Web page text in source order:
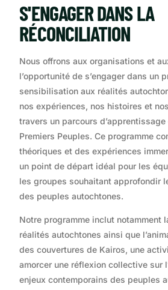
S'ENGAGER DANS LA
RÉCONCILIATION
Nous offrons aux organisations et
l’opportunité de s’engager dans un
sensibilisation aux réalités
nos expériences, nos histoires et
travers un parcours
Premiers Peuples. Ce programme
théoriques et des expériences
un point de départ idéal pour les
les groupes souhaitant approfondir
des peuples autochtones.
Notre programme inclut notamment
réalités autochtones ainsi que
des couvertures de Kairos, une
amorcer une réflexion collective sur
enjeux contemporains des peuples